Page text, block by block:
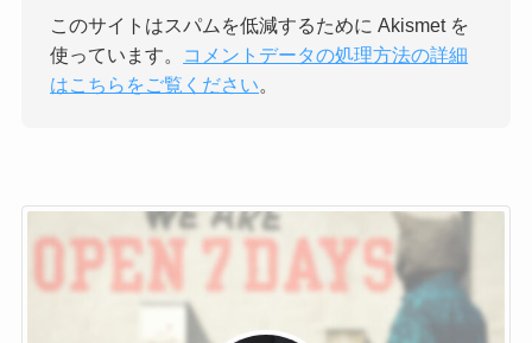
このサイトはスパムを低減するために Akismet を
使っています。
コメントデータの処理方法の詳細
はこちらをご覧ください。